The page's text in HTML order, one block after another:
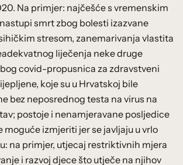
Na primjer: najčešće s vremenskim
smrt zbog bolesti izazvane
stresom, zanemarivanja vlastita
liječenja neke druge
covid-propusnica za zdravstveni
koje su u Hrvatskoj bile
bez neposrednog testa na virus na
postoje i nenamjeravane posljedice
moguće izmjeriti jer se javljaju u vrlo
na primjer, utjecaj restriktivnih mjera
i razvoj djece što utječe na njihov